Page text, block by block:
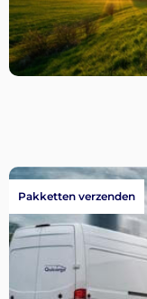
Pakketten verzenden